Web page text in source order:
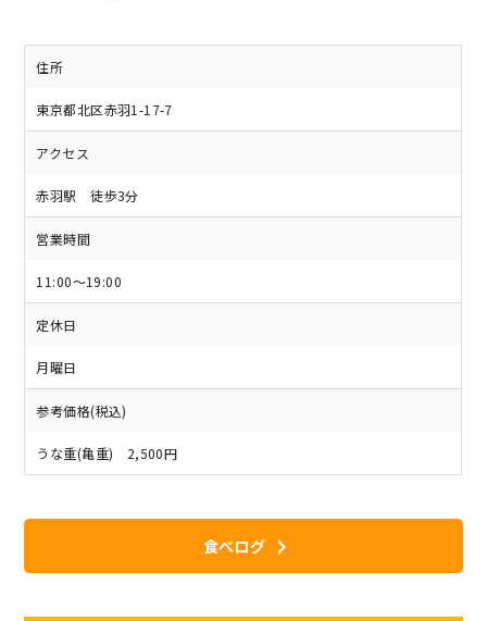
住所
東京都北区赤羽1-17-7
アクセス
赤羽駅 徒歩3分
営業時間
11:00～19:00
定休日
月曜日
参考価格(税込)
うな重(亀重) 2,500円
食べログ